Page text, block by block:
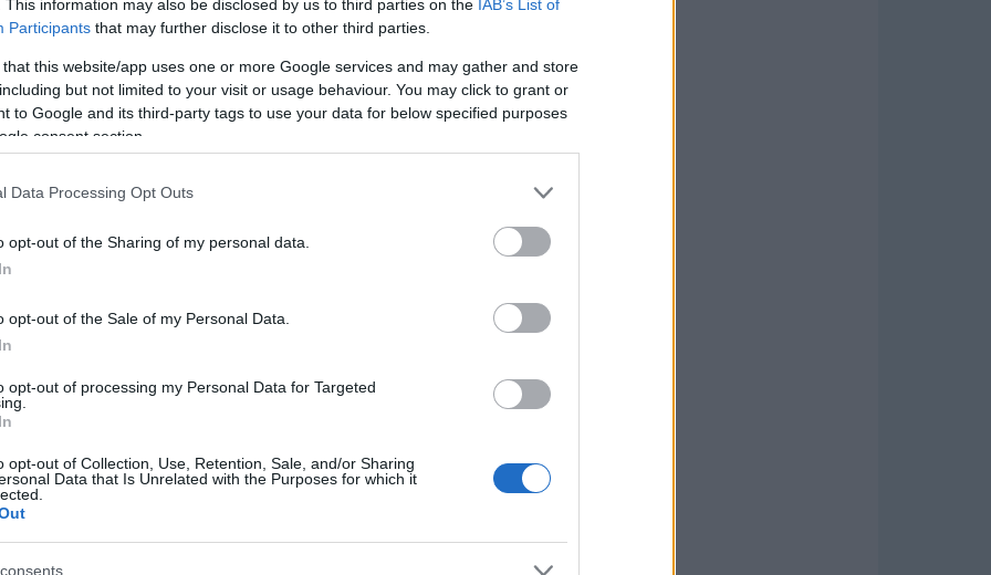
This information may also be disclosed by us to third parties on the IAB’s List of
Participants that may further disclose it to other third parties.
that this website/app uses one or more Google services and may gather and store
but not limited to your visit or usage behaviour. You may click to grant or
to Google and its third-party tags to use your data for below specified purposes
consent section.
Data Processing Opt Outs
opt-out of the Sharing of my personal data.
opt-out of the Sale of my Personal Data.
opt-out of processing my Personal Data for Targeted
opt-out of Collection, Use, Retention, Sale, and/or Sharing
Data that Is Unrelated with the Purposes for which it
tierras de cultivo.
, está situada en unallanura atravesada